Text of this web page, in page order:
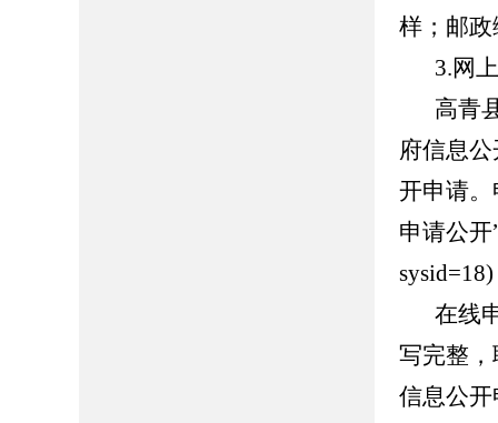
样；邮政
3.网
高青
府信息
开申请
申请公开
在线
写完整
信息公